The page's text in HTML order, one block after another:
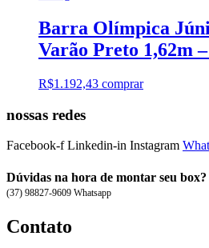
Barra Olímpica
Varão Preto 1,62m
R$1.192,43 comprar
nossas redes
Facebook-f Linkedin-in Instagram
Dúvidas na hora de montar seu box?
(37) 98827-9609 Whatsapp
Contato